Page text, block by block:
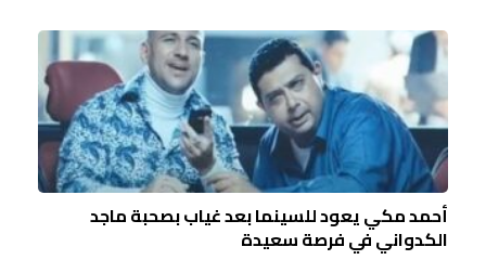
أحمد مكي يعود للسينما بعد غياب بصحبة ماجد
الكدواني في فرصة سعيدة